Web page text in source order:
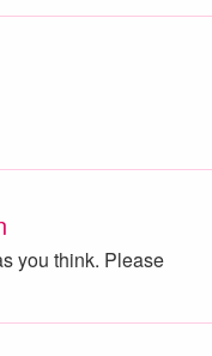
you think. Please